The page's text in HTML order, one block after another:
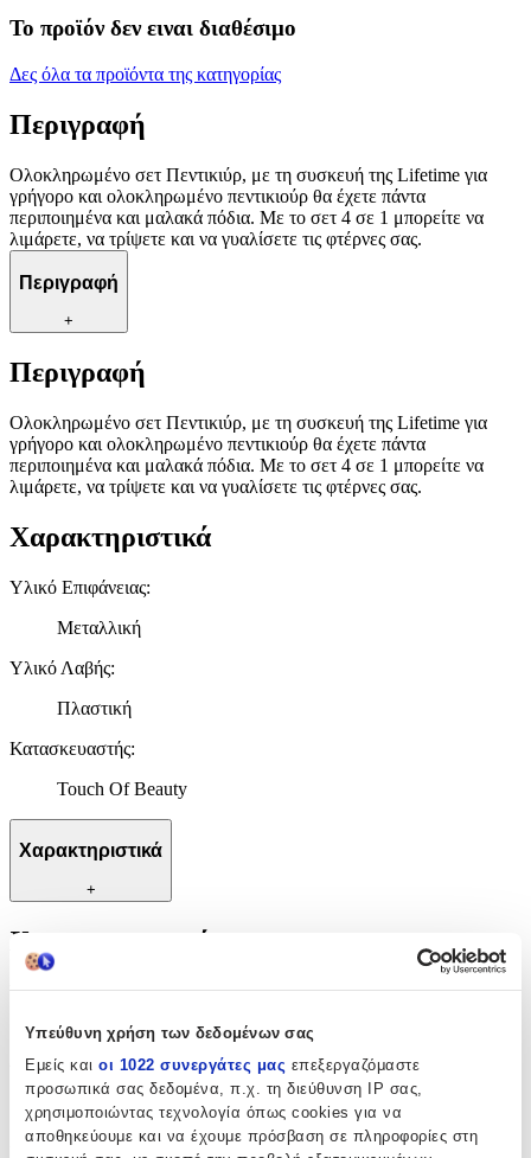
Υπεύθυνη χρήση των δεδομένων σας
Εμείς και οι 1022 συνεργάτες μας επεξεργαζόμαστε
προσωπικά σας δεδομένα, π.χ. τη διεύθυνση IP σας,
χρησιμοποιώντας τεχνολογία όπως cookies για να
αποθηκεύουμε και να έχουμε πρόσβαση σε πληροφορίες στη
Το προϊόν δεν ειναι διαθέσιμο
Δες όλα τα προϊόντα της κατηγορίας
Περιγραφή
Ολοκληρωμένο σετ Πεντικιύρ, με τη συσκευή της Lifetime για
γρήγορο και ολοκληρωμένο πεντικιούρ θα έχετε πάντα
περιποιημένα και μαλακά πόδια. Με το σετ 4 σε 1 μπορείτε να
λιμάρετε, να τρίψετε και να γυαλίσετε τις φτέρνες σας.
Περιγραφή
+
Περιγραφή
Ολοκληρωμένο σετ Πεντικιύρ, με τη συσκευή της Lifetime για
γρήγορο και ολοκληρωμένο πεντικιούρ θα έχετε πάντα
περιποιημένα και μαλακά πόδια. Με το σετ 4 σε 1 μπορείτε να
λιμάρετε, να τρίψετε και να γυαλίσετε τις φτέρνες σας.
Χαρακτηριστικά
Υλικό Επιφάνειας:
Μεταλλική
Υλικό Λαβής:
Πλαστική
Κατασκευαστής:
Touch Of Beauty
Χαρακτηριστικά
+
Χαρακτηριστικά
Υλικό Επιφάνειας:
Μεταλλική
Υλικό Λαβής:
Πλαστική
Κατασκευαστής :